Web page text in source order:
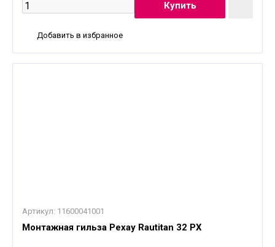
Добавить в избранное
Артикул: 11600041001
Монтажная гильза Рехау Rautitan 32 PX